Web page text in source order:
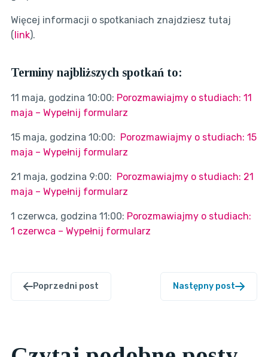
Więcej informacji o spotkaniach znajdziesz tutaj
(link).
Terminy najbliższych spotkań to:
11 maja, godzina 10:00: Porozmawiajmy o studiach: 11
maja – Wypełnij formularz
15 maja, godzina 10:00: Porozmawiajmy o studiach: 15
maja – Wypełnij formularz
21 maja, godzina 9:00: Porozmawiajmy o studiach: 21
maja – Wypełnij formularz
1 czerwca, godzina 11:00: Porozmawiajmy o studiach:
1 czerwca – Wypełnij formularz
Poprzedni post Następny post